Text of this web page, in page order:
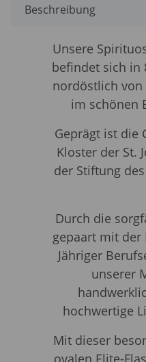
Beschreibung
Unsere
befindet sich in
nordöstlich
im schönen
Geprägt ist die
Kloster der St.
der Stiftung
Durch die
gepaart mit der
Jähriger
unserer
hochwertige
Mit dieser
ovalen Elite-